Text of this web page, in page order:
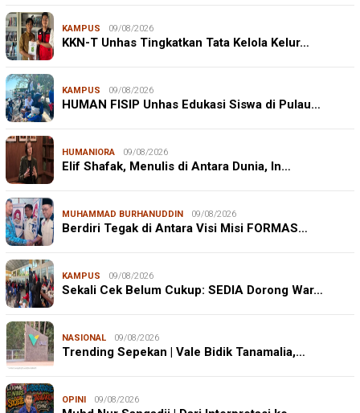
KAMPUS 09/08/2026
KKN-T Unhas Tingkatkan Tata Kelola Kelur…
KAMPUS 09/08/2026
HUMAN FISIP Unhas Edukasi Siswa di Pulau…
HUMANIORA 09/08/2026
Elif Shafak, Menulis di Antara Dunia, In…
MUHAMMAD BURHANUDDIN 09/08/2026
Berdiri Tegak di Antara Visi Misi FORMAS…
KAMPUS 09/08/2026
Sekali Cek Belum Cukup: SEDIA Dorong War…
NASIONAL 09/08/2026
Trending Sepekan | Vale Bidik Tanamalia,…
OPINI 09/08/2026